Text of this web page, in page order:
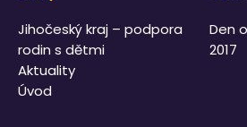
Jihočeský kraj – podpora
rodin s dětmi
Aktuality
Úvod
Den
2017